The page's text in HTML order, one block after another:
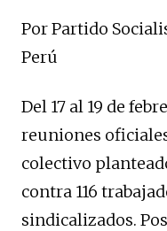
Por Partido
Perú
Del 17 al 19 de
reuniones
colectivo
contra 116
sindicalizados.